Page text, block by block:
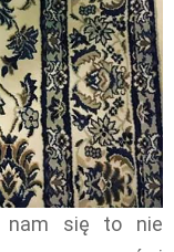
nam się to nie